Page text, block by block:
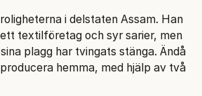
i delstaten Assam. Han
textilföretag och syr sarier, men
plagg har tvingats stänga. Ändå
hemma, med hjälp av två